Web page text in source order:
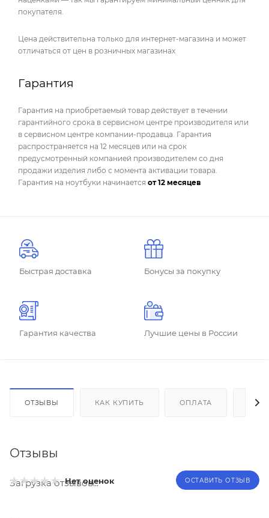
покупателя.
Цена действительна только для интернет-магазина и может
отличаться от цен в розничных магазинах
Гарантия
Гарантия на приобретаемый товар действует в течении
гарантийного срока в сервисном центре производителя или
в сервисном центре компании-продавца. Гарантия
распространяется на 12 месяцев или на срок
предусмотренный компанией производителем со дня
продажи изделия либо с момента активации товара.
Гарантия на ноутбуки начинается от 12 месяцев
Быстрая доставка Бонусы за покупку
Гарантия качества Лучшие цены в России
ОТЗЫВЫ КАК КУПИТЬ ОПЛАТА
Отзывы
Нет оценок ОСТАВИТЬ ОТЗЫВ
Загрузка отзывов...